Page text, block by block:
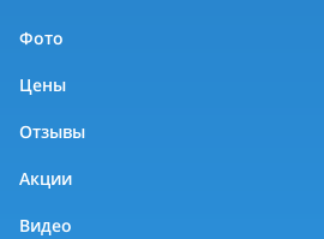
Фото
Цены
Отзывы
Акции
Видео